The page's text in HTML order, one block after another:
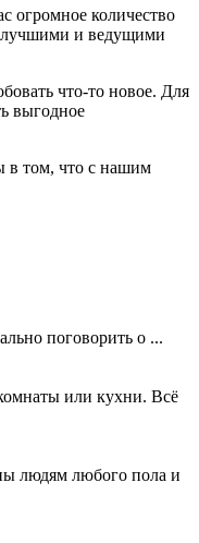
огромное количество
лучшими и ведущими
что-то новое. Для
выгодное
в том, что с нашим
поговорить о ...
или кухни. Всё
людям любого пола и